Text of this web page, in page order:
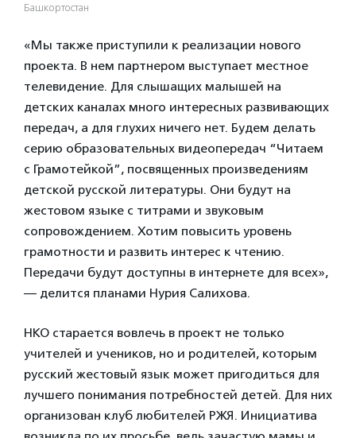
Башкортостан
«Мы также приступили к реализации нового
проекта. В нем партнером выступает местное
телевидение. Для слышащих малышей на
детских каналах много интересных развивающих
передач, а для глухих ничего нет. Будем делать
серию образовательных видеопередач “Читаем
с Грамотейкой”, посвященных произведениям
детской русской литературы. Они будут на
жестовом языке с титрами и звуковым
сопровождением. Хотим повысить уровень
грамотности и развить интерес к чтению.
Передачи будут доступны в интернете для всех»,
— делится планами Нурия Салихова.
НКО старается вовлечь в проект не только
учителей и учеников, но и родителей, которым
русский жестовый язык может пригодиться для
лучшего понимания потребностей детей. Для них
организован клуб любителей РЖЯ. Инициатива